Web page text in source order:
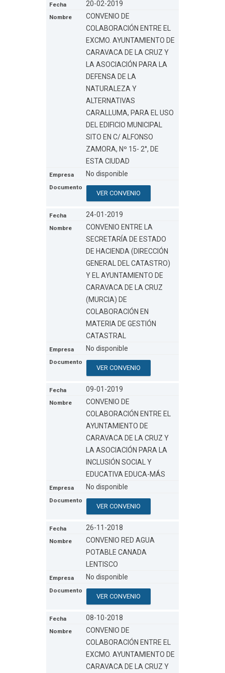
20-02-2019
CONVENIO DE
COLABORACIÓN ENTRE EL
EXCMO. AYUNTAMIENTO DE
CARAVACA DE LA CRUZ Y
LA ASOCIACIÓN PARA LA
DEFENSA DE LA
NATURALEZA Y
ALTERNATIVAS
CARALLUMA, PARA EL USO
DEL EDIFICIO MUNICIPAL
SITO EN C/ ALFONSO
ZAMORA, Nº 15- 2°, DE
ESTA CIUDAD
No disponible
VER CONVENIO
24-01-2019
CONVENIO ENTRE LA
SECRETARÍA DE ESTADO
DE HACIENDA (DIRECCIÓN
GENERAL DEL CATASTRO)
Y EL AYUNTAMIENTO DE
CARAVACA DE LA CRUZ
(MURCIA) DE
COLABORACIÓN EN
MATERIA DE GESTIÓN
CATASTRAL
No disponible
VER CONVENIO
09-01-2019
CONVENIO DE
COLABORACIÓN ENTRE EL
AYUNTAMIENTO DE
CARAVACA DE LA CRUZ Y
LA ASOCIACIÓN PARA LA
INCLUSIÓN SOCIAL Y
EDUCATIVA EDUCA-MÁS
No disponible
VER CONVENIO
26-11-2018
CONVENIO RED AGUA
POTABLE CANADA
LENTISCO
No disponible
VER CONVENIO
08-10-2018
CONVENIO DE
COLABORACIÓN ENTRE EL
EXCMO. AYUNTAMIENTO DE
CARAVACA DE LA CRUZ Y